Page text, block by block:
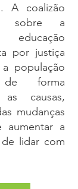
A coalizão
sobre a
por justiça
população
forma
causas,
mudanças
aumentar a
lidar com